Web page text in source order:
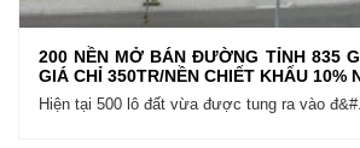
200 NỀN MỞ BÁN ĐƯỜNG TỈNH 835
GIÁ CHỈ 350TR/NỀN CHIẾT KHẤU 10%
Hiện tại 500 lô đất vừa được tung ra vào